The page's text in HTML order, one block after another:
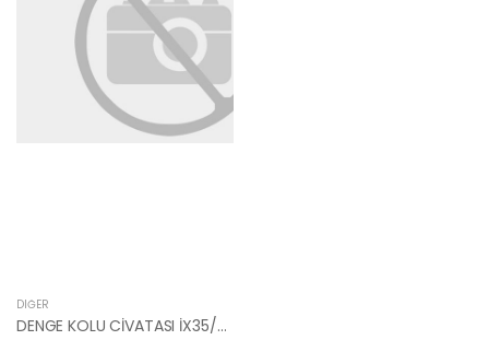
DIĞER
DENGE KOLU CİVATASI İX35/SPORTAGE 54640-3R000-HMC